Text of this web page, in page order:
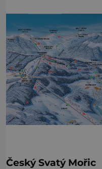
Český Svatý Mořic